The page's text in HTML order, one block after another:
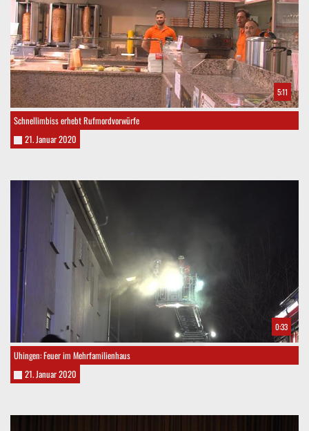
5:11
Schnellimbiss erhebt Rufmordvorwürfe
21. Januar 2020
0:33
Uhingen: Feuer im Mehrfamilienhaus
21. Januar 2020